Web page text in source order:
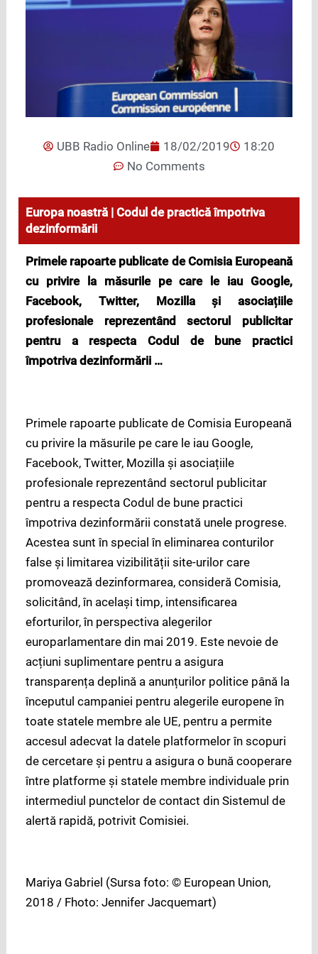
UBB Radio Online 18/02/2019
18:20
No Comments
Europa noastră | Codul de practică împotriva
dezinformării
Primele rapoarte publicate de Comisia Europeană
cu privire la măsurile pe care le iau Google,
Facebook, Twitter, Mozilla și asociațiile
profesionale reprezentând sectorul publicitar
pentru a respecta Codul de bune practici
împotriva dezinformării …
Primele rapoarte publicate de Comisia Europeană
cu privire la măsurile pe care le iau Google,
Facebook, Twitter, Mozilla și asociațiile
profesionale reprezentând sectorul publicitar
pentru a respecta Codul de bune practici
împotriva dezinformării constată unele progrese.
Acestea sunt în special în eliminarea conturilor
false și limitarea vizibilității site-urilor care
promovează dezinformarea, consideră Comisia,
solicitând, în acelaşi timp, intensificarea
eforturilor, în perspectiva alegerilor
europarlamentare din mai 2019. Este nevoie de
acțiuni suplimentare pentru a asigura
transparența deplină a anunțurilor politice până la
începutul campaniei pentru alegerile europene în
toate statele membre ale UE, pentru a permite
accesul adecvat la datele platformelor în scopuri
de cercetare și pentru a asigura o bună cooperare
între platforme și statele membre individuale prin
intermediul punctelor de contact din Sistemul de
alertă rapidă, potrivit Comisiei.
Mariya Gabriel (Sursa foto: © European Union,
2018 / Fhoto: Jennifer Jacquemart)